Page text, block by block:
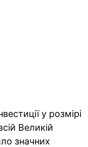
у розмірі
Великій
значних